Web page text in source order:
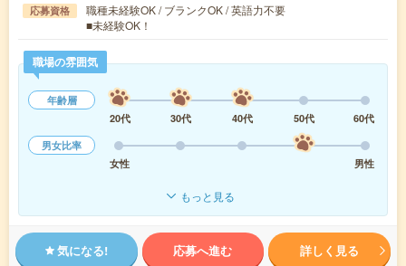
応募資格
職種未経験OK / ブランクOK / 英語力不要
■未経験OK！
職場の雰囲気
年齢層
20代
30代 40代 50代
60代
男女比率
女性
男性
もっと見る
気になる! 応募へ進む 詳しく見る